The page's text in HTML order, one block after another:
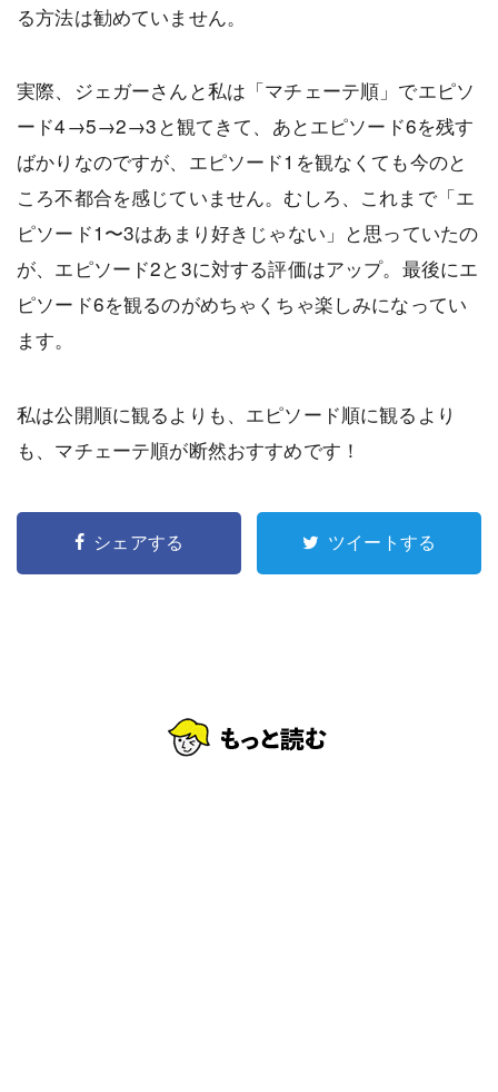
る方法は勧めていません。
実際、ジェガーさんと私は「マチェーテ順」でエピソ
ード4→5→2→3と観てきて、あとエピソード6を残す
ばかりなのですが、エピソード1を観なくても今のと
ころ不都合を感じていません。むしろ、これまで「エ
ピソード1〜3はあまり好きじゃない」と思っていたの
が、エピソード2と3に対する評価はアップ。最後にエ
ピソード6を観るのがめちゃくちゃ楽しみになってい
ます。
私は公開順に観るよりも、エピソード順に観るより
も、マチェーテ順が断然おすすめです！
シェアする ツイートする